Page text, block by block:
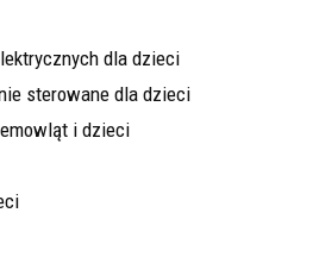
dla dzieci
sterowane dla dzieci
i dzieci